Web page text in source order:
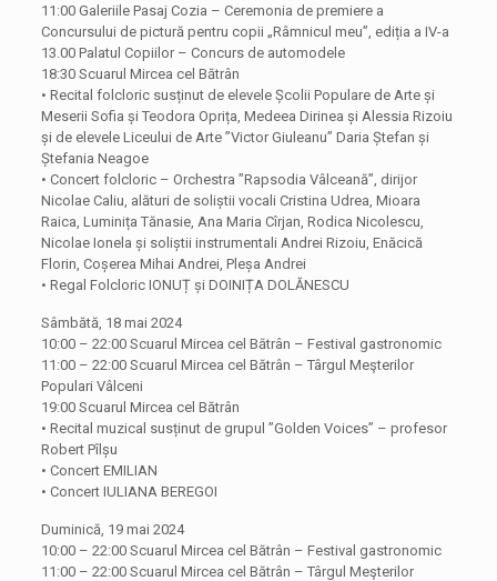
11:00 Galeriile Pasaj Cozia – Ceremonia de premiere a
Concursului de pictură pentru copii „Râmnicul meu”, ediția a IV-a
13.00 Palatul Copiilor – Concurs de automodele
18:30 Scuarul Mircea cel Bătrân
• Recital folcloric susținut de elevele Școlii Populare de Arte și
Meserii Sofia și Teodora Oprița, Medeea Dirinea și Alessia Rizoiu
și de elevele Liceului de Arte ”Victor Giuleanu” Daria Ștefan și
Ștefania Neagoe
• Concert folcloric – Orchestra ”Rapsodia Vâlceană”, dirijor
Nicolae Caliu, alături de soliștii vocali Cristina Udrea, Mioara
Raica, Luminița Tănasie, Ana Maria Cîrjan, Rodica Nicolescu,
Nicolae Ionela și soliștii instrumentali Andrei Rizoiu, Enăcică
Florin, Coșerea Mihai Andrei, Pleșa Andrei
• Regal Folcloric IONUȚ și DOINIȚA DOLĂNESCU
Sâmbătă, 18 mai 2024
10:00 – 22:00 Scuarul Mircea cel Bătrân – Festival gastronomic
11:00 – 22:00 Scuarul Mircea cel Bătrân – Târgul Meşterilor
Populari Vâlceni
19:00 Scuarul Mircea cel Bătrân
• Recital muzical susținut de grupul ”Golden Voices” – profesor
Robert Pîlșu
• Concert EMILIAN
• Concert IULIANA BEREGOI
Duminică, 19 mai 2024
10:00 – 22:00 Scuarul Mircea cel Bătrân – Festival gastronomic
11:00 – 22:00 Scuarul Mircea cel Bătrân – Târgul Meşterilor